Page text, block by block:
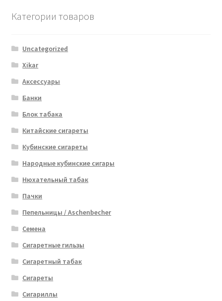
Категории товаров
Uncategorized
Xikar
Аксессуары
Банки
Блок табака
Китайские сигареты
Кубинские сигареты
Народные кубинские сигары
Нюхательный табак
Пачки
Пепельницы / Aschenbecher
Семена
Сигаретные гильзы
Сигаретный табак
Сигареты
Сигариллы